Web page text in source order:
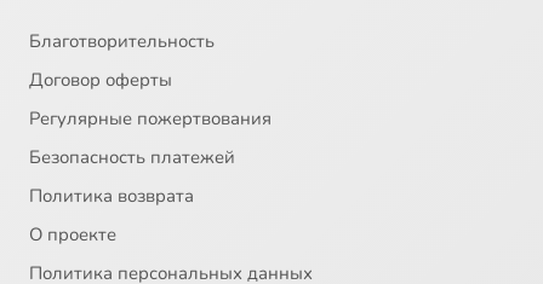
Благотворительность
Договор оферты
Регулярные пожертвования
Безопасность платежей
Политика возврата
О проекте
Политика персональных данных